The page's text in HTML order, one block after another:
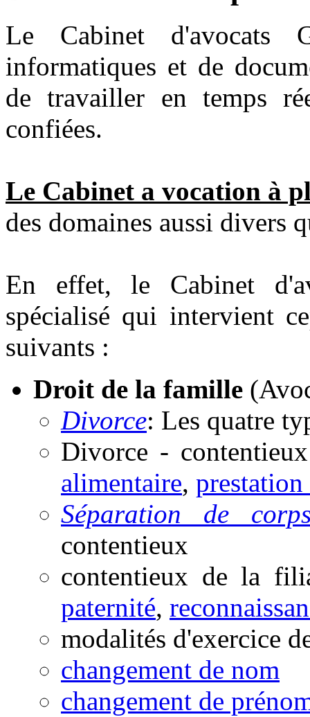
Le Cabinet d'avocats
informatiques et de
de travailler en temps
confiées.
Le Cabinet a vocation à
des domaines aussi divers
En effet, le Cabinet
spécialisé qui intervient
suivants :
Droit de la famille
Divorce: Les quatre
Divorce -
alimentaire,
Séparation de
contentieux
contentieux de la
paternité,
modalités d'exercice
changement de nom
changement de